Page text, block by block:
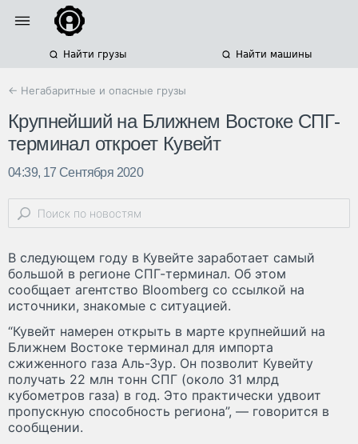
Найти грузы Найти машины
← Негабаритные и опасные грузы
Крупнейший на Ближнем Востоке СПГ-
терминал откроет Кувейт
04:39, 17 Сентября 2020
В следующем году в Кувейте заработает самый
большой в регионе СПГ-терминал. Об этом
сообщает агентство Bloomberg со ссылкой на
источники, знакомые с ситуацией.
“Кувейт намерен открыть в марте крупнейший на
Ближнем Востоке терминал для импорта
сжиженного газа Аль-Зур. Он позволит Кувейту
получать 22 млн тонн СПГ (около 31 млрд
кубометров газа) в год. Это практически удвоит
пропускную способность региона”, — говорится в
сообщении.